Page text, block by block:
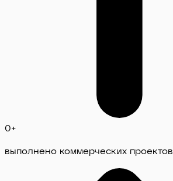
0+
выполнено коммерческих проектов